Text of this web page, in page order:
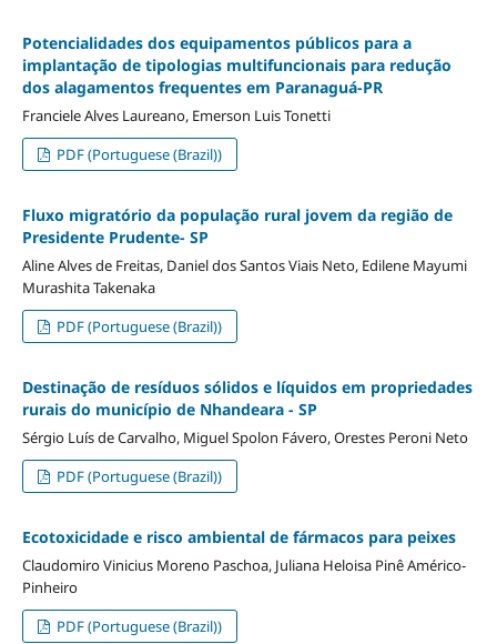
Potencialidades dos equipamentos públicos para a
implantação de tipologias multifuncionais para redução
dos alagamentos frequentes em Paranaguá-PR
Franciele Alves Laureano, Emerson Luis Tonetti
PDF (Portuguese (Brazil))
Fluxo migratório da população rural jovem da região de
Presidente Prudente- SP
Aline Alves de Freitas, Daniel dos Santos Viais Neto, Edilene Mayumi
Murashita Takenaka
PDF (Portuguese (Brazil))
Destinação de resíduos sólidos e líquidos em propriedades
rurais do município de Nhandeara - SP
Sérgio Luís de Carvalho, Miguel Spolon Fávero, Orestes Peroni Neto
PDF (Portuguese (Brazil))
Ecotoxicidade e risco ambiental de fármacos para peixes
Claudomiro Vinicius Moreno Paschoa, Juliana Heloisa Pinê Américo-
Pinheiro
PDF (Portuguese (Brazil))